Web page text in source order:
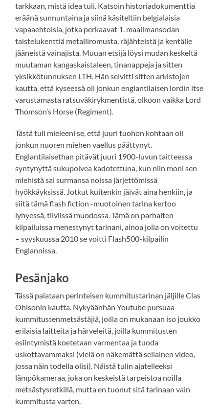
tarkkaan, mistä idea tuli. Katsoin historiadokumenttia
eräänä sunnuntaina ja siinä käsiteltiin belgialaisia
vapaaehtoisia, jotka perkaavat 1. maailmansodan
taistelukenttiä metalliromusta, räjähteistä ja kentälle
jääneistä vainajista. Muuan etsijä löysi mudan keskeltä
muutaman kangaskaistaleen, tinanappeja ja sitten
yksikkötunnuksen LTH. Hän selvitti sitten arkistojen
kautta, että kyseessä oli jonkun englantilaisen lordin itse
varustamasta ratsuväkirykmentistä, olkoon vaikka Lord
Thomson’s Horse (Regiment).
Tästä tuli mieleeni se, että juuri tuohon kohtaan oli
jonkun nuoren miehen vaellus päättynyt.
Englantilaisethan pitävät juuri 1900-luvun taitteessa
syntynyttä sukupolvea kadotettuna, kun niin moni sen
miehistä sai surmansa noissa järjettömissä
hyökkäyksissä. Jotkut kuitenkin jäivät aina henkiin, ja
siitä tämä flash fiction -muotoinen tarina kertoo
lyhyessä, tiiviissä muodossa. Tämä on parhaiten
kilpailuissa menestynyt tarinani, ainoa jolla on voitettu
– syyskuussa 2010 se voitti Flash500-kilpailin
Englannissa.
Pesänjako
Tässä palataan perinteisen kummitustarinan jäljille Clas
Ohlsonin kautta. Nykyäänhän Youtube pursuaa
kummitustenmetsästäjiä, joilla on mukanaan iso joukko
erilaisia laitteita ja härveleitä, joilla kummitusten
esiintymistä koetetaan varmentaa ja tuoda
uskottavammaksi (vielä on näkemättä sellainen video,
jossa näin todella olisi). Näistä tulin ajatelleeksi
lämpökameraa, joka on keskeistä tarpeistoa noilla
metsästysretkillä, mutta en tuonut sitä tarinaan vain
kummitusta varten.